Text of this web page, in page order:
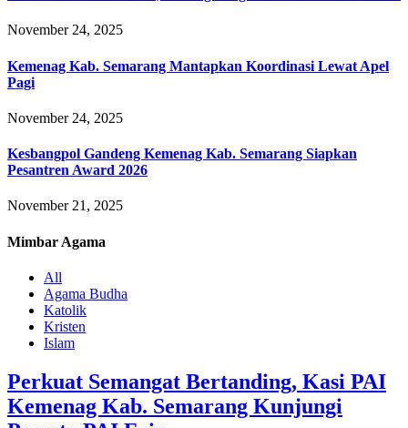
November 24, 2025
Kemenag Kab. Semarang Mantapkan Koordinasi Lewat Apel
Pagi
November 24, 2025
Kesbangpol Gandeng Kemenag Kab. Semarang Siapkan
Pesantren Award 2026
November 21, 2025
Mimbar Agama
All
Agama Budha
Katolik
Kristen
Islam
Perkuat Semangat Bertanding, Kasi PAI
Kemenag Kab. Semarang Kunjungi